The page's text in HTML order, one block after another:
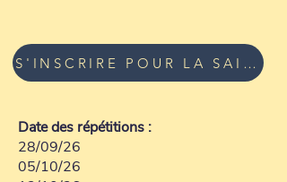
Date des répétitions :
28/09/26
05/10/26
S'INSCRIRE POUR LA SAISON 26-27